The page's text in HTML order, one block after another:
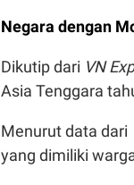
Negara dengan
Dikutip dari VN
Asia Tenggara
Menurut data dari
yang dimiliki